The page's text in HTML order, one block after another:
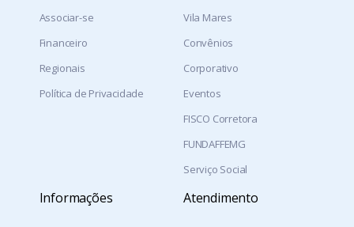
Associar-se
Financeiro
Regionais
Política de Privacidade
Vila Mares
Convênios
Corporativo
Eventos
FISCO Corretora
FUNDAFFEMG
Serviço Social
Informações Atendimento